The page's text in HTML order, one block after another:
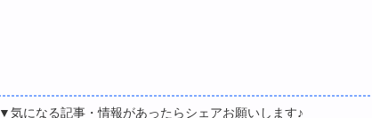
▼気になる記事・情報があったらシェアお願いします♪